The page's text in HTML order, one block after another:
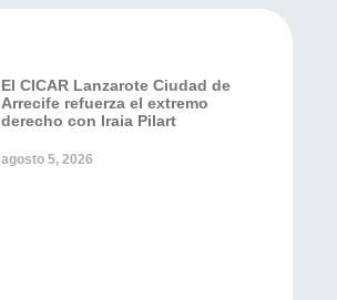
El CICAR Lanzarote Ciudad de
Arrecife refuerza el extremo
derecho con Iraia Pilart
agosto 5, 2026